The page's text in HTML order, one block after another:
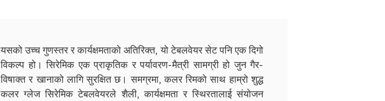
यसको उच्च गुणस्तर र कार्यक्षमताको अतिरिक्त, यो टेबलवेयर सेट पनि एक दिगो
विकल्प हो। सिरेमिक एक प्राकृतिक र पर्यावरण-मैत्री सामग्री हो जुन गैर-
विषाक्त र खानाको लागि सुरक्षित छ। समग्रमा, कलर रिमको साथ हाम्रो शुद्ध
कलर ग्लेज सिरेमिक टेबलवेयरले शैली, कार्यक्षमता र स्थिरतालाई संयोजन